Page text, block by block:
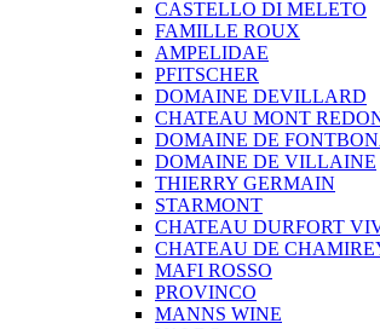
CASTELLO DI MELETO
FAMILLE ROUX
AMPELIDAE
PFITSCHER
DOMAINE DEVILLARD
CHATEAU MONT
DOMAINE DE
DOMAINE DE VILLAINE
THIERRY GERMAIN
STARMONT
CHATEAU DURFORT
CHATEAU DE
MAFI ROSSO
PROVINCO
MANNS WINE